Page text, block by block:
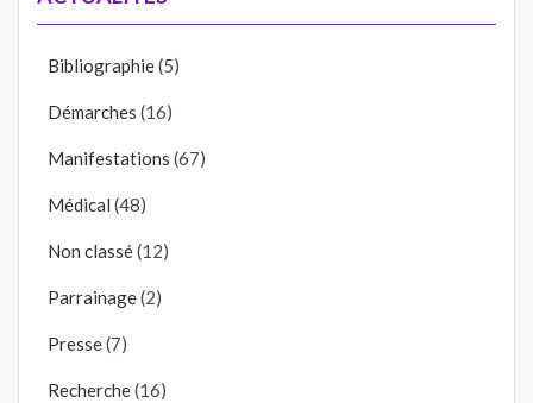
Bibliographie(5)
Démarches (16)
Manifestations (67)
Médical (48)
Non classé(12)
Parrainage(2)
Presse(7)
Recherche(16)